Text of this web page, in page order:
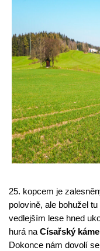
25. kopcem je
polovině, ale bohužel
vedlejším lese hned
hurá na Císařský
Dokonce nám dovolí